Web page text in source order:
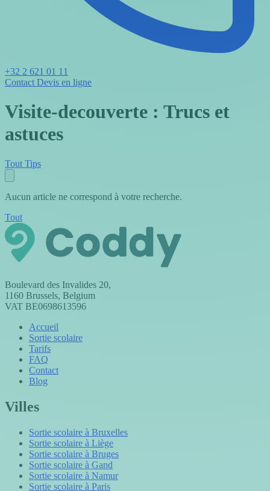
+32 2 621 01 11
Contact Devis en ligne
Visite-decouverte : Trucs et
astuces
Tout Tips
Aucun article ne correspond à votre recherche.
Tout
Boulevard des Invalides 20,
1160 Brussels, Belgium
VAT BE0698613596
Accueil
Sortie scolaire
Tarifs
FAQ
Contact
Blog
Villes
Sortie scolaire à Bruxelles
Sortie scolaire à Liège
Sortie scolaire à Bruges
Sortie scolaire à Gand
Sortie scolaire à Namur
Sortie scolaire à Paris